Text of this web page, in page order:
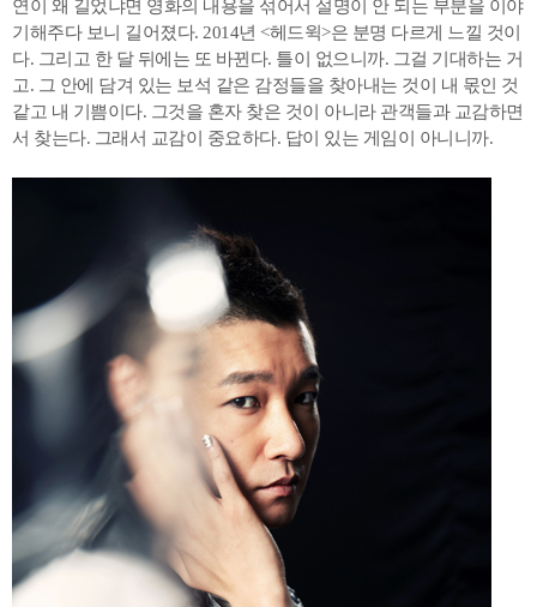
연이 왜 길었냐면 영화의 내용을 섞어서 설명이 안 되는 부분을 이야
기해주다 보니 길어졌다. 2014년 <헤드윅>은 분명 다르게 느낄 것이
다. 그리고 한 달 뒤에는 또 바뀐다. 틀이 없으니까. 그걸 기대하는 거
고. 그 안에 담겨 있는 보석 같은 감정들을 찾아내는 것이 내 몫인 것
같고 내 기쁨이다. 그것을 혼자 찾은 것이 아니라 관객들과 교감하면
서 찾는다. 그래서 교감이 중요하다. 답이 있는 게임이 아니니까.